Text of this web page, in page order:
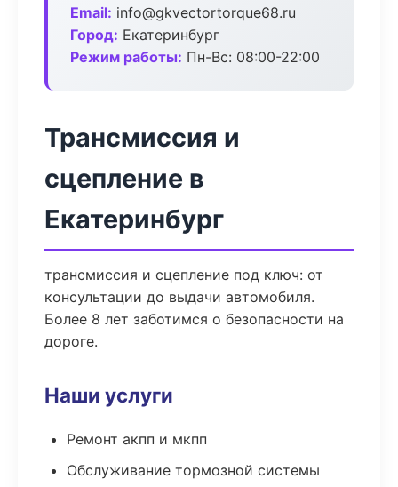
Email: info@gkvectortorque68.ru
Город: Екатеринбург
Режим работы: Пн-Вс: 08:00-22:00
Трансмиссия и
сцепление в
Екатеринбург
трансмиссия и сцепление под ключ: от
консультации до выдачи автомобиля.
Более 8 лет заботимся о безопасности на
дороге.
Наши услуги
Ремонт акпп и мкпп
Обслуживание тормозной системы